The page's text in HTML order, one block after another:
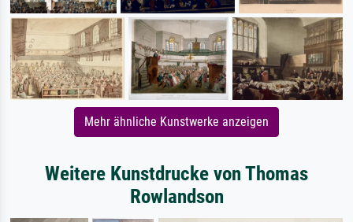
Mehr ähnliche Kunstwerke anzeigen
Weitere Kunstdrucke von Thomas
Rowlandson